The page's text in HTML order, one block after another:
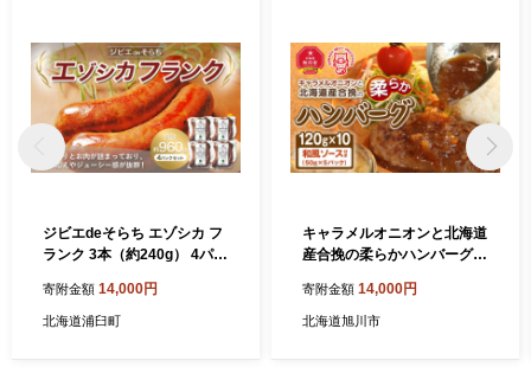
ジビエdeそらち エゾシカ フ
ランク 3本（約240g） 4パッ
ビエ エゾシカ肉 ソーセージ
冷凍
寄附金額 14,000円
北海道浦臼町
キャラメルオニオンと北海道
産合挽の柔らかハンバーグ
01226
寄附金額 14,000円
北海道旭川市